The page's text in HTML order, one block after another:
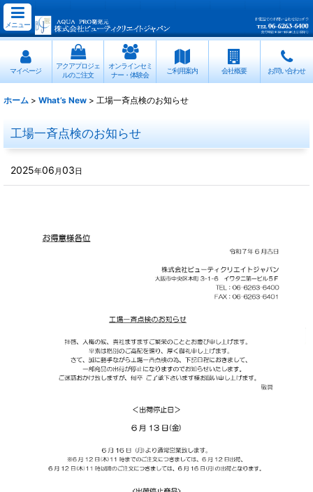
メニュー
マイページ
アクアプロジェ
ルのご注文
オンラインセミ
ナー・体験会
ご利用案内 会社概要 お問い合わせ
ホーム > What’s New > 工場一斉点検のお知らせ
工場一斉点検のお知らせ
2025年06 月 03 日